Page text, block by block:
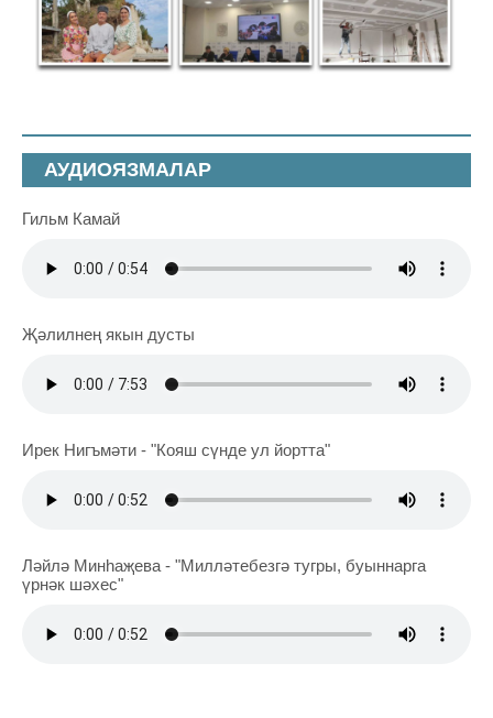
АУДИОЯЗМАЛАР
Гильм Камай
Җәлилнең якын дусты
Ирек Нигъмәти - "Кояш сүнде ул йортта"
Ләйлә Минһаҗева - "Милләтебезгә тугры, буыннарга
үрнәк шәхес"